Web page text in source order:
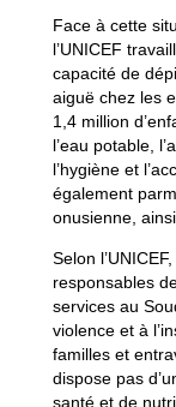
Face à cette
l’UNICEF
capacité de
aiguë chez les
1,4 million
l’eau potable,
l’hygiène et
également
onusienne, ainsi
Selon
responsables
services au
violence et à
familles et
dispose pas
santé et de